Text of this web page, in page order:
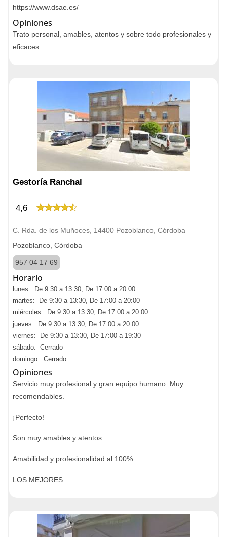
https://www.dsae.es/
Opiniones
Trato personal, amables, atentos y sobre todo profesionales y
eficaces
Gestoría Ranchal
4,6
C. Rda. de los Muñoces, 14400 Pozoblanco, Córdoba
Pozoblanco, Córdoba
957 04 17 69
Horario
lunes: De 9:30 a 13:30, De 17:00 a 20:00
martes: De 9:30 a 13:30, De 17:00 a 20:00
miércoles: De 9:30 a 13:30, De 17:00 a 20:00
jueves: De 9:30 a 13:30, De 17:00 a 20:00
viernes: De 9:30 a 13:30, De 17:00 a 19:30
sábado: Cerrado
domingo: Cerrado
Opiniones
Servicio muy profesional y gran equipo humano. Muy
recomendables.
¡Perfecto!
Son muy amables y atentos
Amabilidad y profesionalidad al 100%.
LOS MEJORES